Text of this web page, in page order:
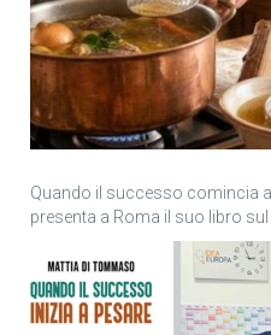
Quando il successo comincia
presenta a Roma il suo libro sul